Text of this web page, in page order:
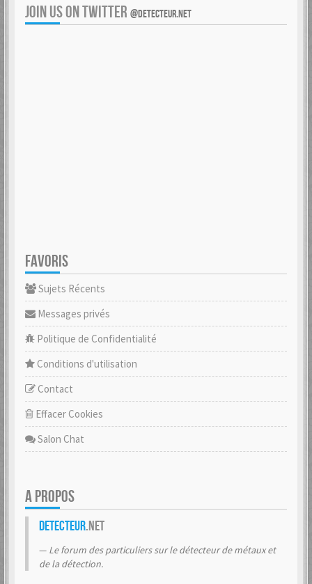
JOIN US ON TWITTER @DETECTEUR.NET
FAVORIS
Sujets Récents
Messages privés
Politique de Confidentialité
Conditions d'utilisation
Contact
Effacer Cookies
Salon Chat
A PROPOS
Detecteur.net
Le forum des particuliers sur le détecteur de métaux et
de la détection.